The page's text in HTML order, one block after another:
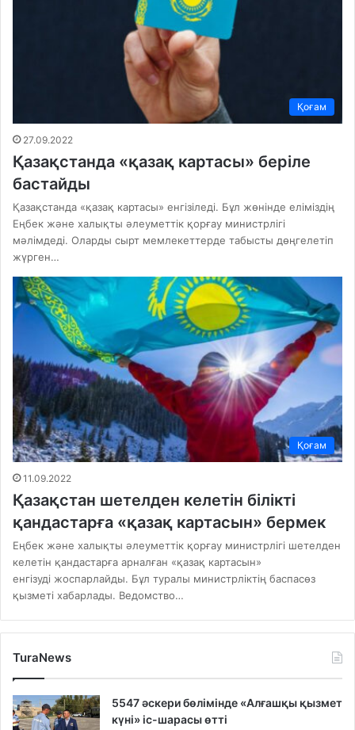
Қоғам
27.09.2022
Қазақстанда «қазақ картасы» беріле
бастайды
Қазақстанда «қазақ картасы» енгізіледі. Бұл жөнінде еліміздің
Еңбек және халықты әлеуметтік қорғау министрлігі
мәлімдеді. Оларды сырт мемлекеттерде табысты дөңгелетіп
жүрген…
Қоғам
11.09.2022
Қазақстан шетелден келетін білікті
қандастарға «қазақ картасын» бермек
Еңбек және халықты әлеуметтік қорғау министрлігі шетелден
келетін қандастарға арналған «қазақ картасын»
енгізуді жоспарлайды. Бұл туралы министрліктің баспасөз
қызметі хабарлады. Ведомство…
TuraNews
5547 әскери бөлімінде «Алғашқы қызмет
күні» іс-шарасы өтті